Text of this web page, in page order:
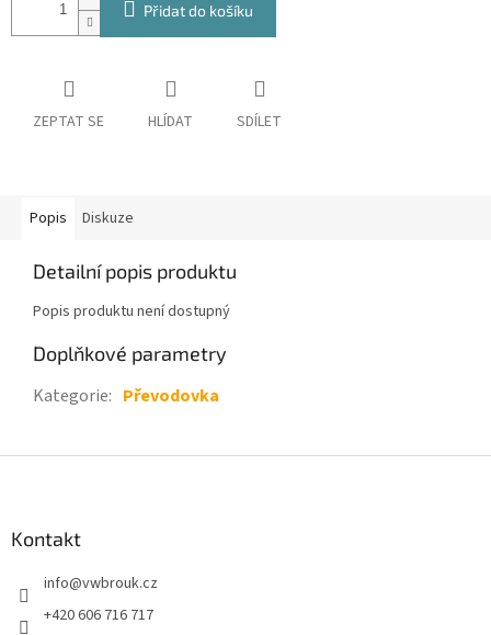
Přidat do košíku
ZEPTAT SE HLÍDAT SDÍLET
Popis Diskuze
Detailní popis produktu
Popis produktu není dostupný
Doplňkové parametry
Kategorie: Převodovka
Kontakt
info@vwbrouk.cz
+420 606 716 717